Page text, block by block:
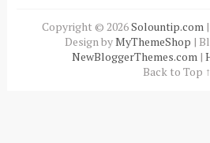
Copyright ©2026Solountip.com
Design byMyThemeShop |
NewBloggerThemes.com |
Back to Top ↑